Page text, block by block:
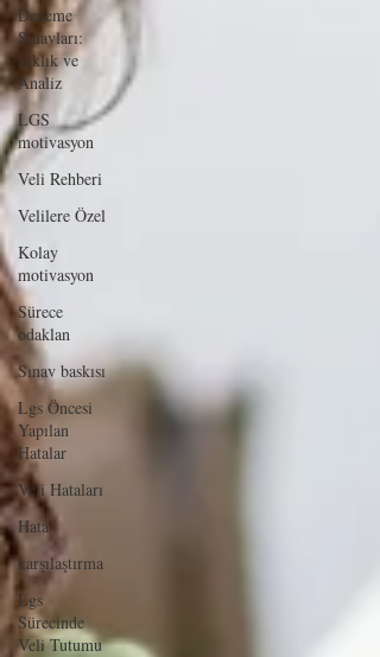
Deneme
Sınavları:
Sıklık ve
Analiz
LGS
motivasyon
Veli Rehberi
Velilere Özel
Kolay
motivasyon
Sürece
odaklan
Sınav baskısı
Lgs Öncesi
Yapılan
Hatalar
Veli Hataları
Hata
karşılaştırma
Lgs
Sürecinde
Veli Tutumu